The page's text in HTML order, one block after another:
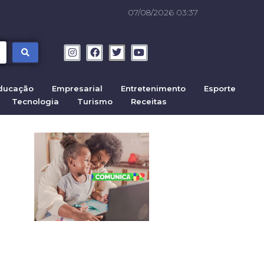
07/08/2026 03:37
Empresarial Entretenimento
Esporte
Tecnologia Turismo Receitas